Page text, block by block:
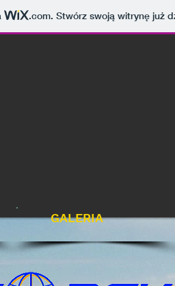
.com. Stwórz swoją witrynę już
GALERIA